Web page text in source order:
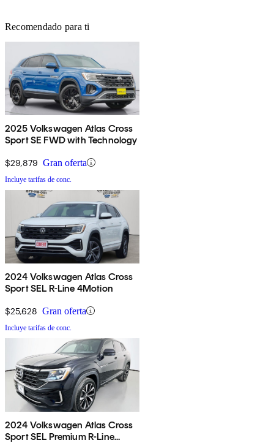
Recomendado para ti
2025 Volkswagen Atlas Cross
Sport SE FWD with Technology
$29,879 Gran oferta
Incluye tarifas de conc.
2024 Volkswagen Atlas Cross
Sport SEL R-Line 4Motion
$25,628 Gran oferta
Incluye tarifas de conc.
2024 Volkswagen Atlas Cross
Sport SEL Premium R-Line